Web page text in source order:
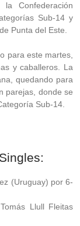
Confederación
Sub-14 y
Punta del Este.
para este martes,
y caballeros. La
quedando para
parejas, donde se
Sub-14.
(Uruguay) por 6-
Llull Fleitas